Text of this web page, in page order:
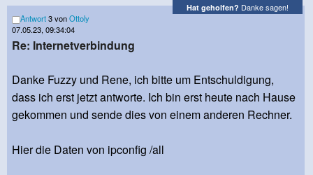
Hat geholfen? Danke sagen!
Antwort3 vonOttoly
07.05.23, 09:34:04
Re: Internetverbindung
Danke Fuzzy und Rene, ich bitte um Entschuldigung,
dass ich erst jetzt antworte. Ich bin erst heute nach Hause
gekommen und sende dies von einem anderen Rechner.
Hier die Daten von ipconfig /all